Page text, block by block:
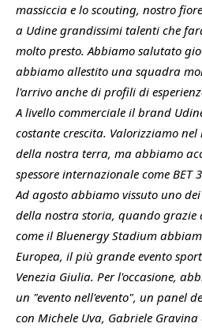
massiccia e lo scouting, nostro
a Udine grandissimi talenti che
molto presto. Abbiamo salutato
abbiamo allestito una squadra
l'arrivo anche di profili di
A livello commerciale il brand
costante crescita. Valorizziamo
della nostra terra, ma abbiamo
spessore internazionale come BET
Ad agosto abbiamo vissuto uno
della nostra storia, quando grazie
come il Bluenergy Stadium
Europea, il più grande evento
Venezia Giulia. Per l'occasione,
un "evento nell'evento", un panel
con Michele Uva, Gabriele